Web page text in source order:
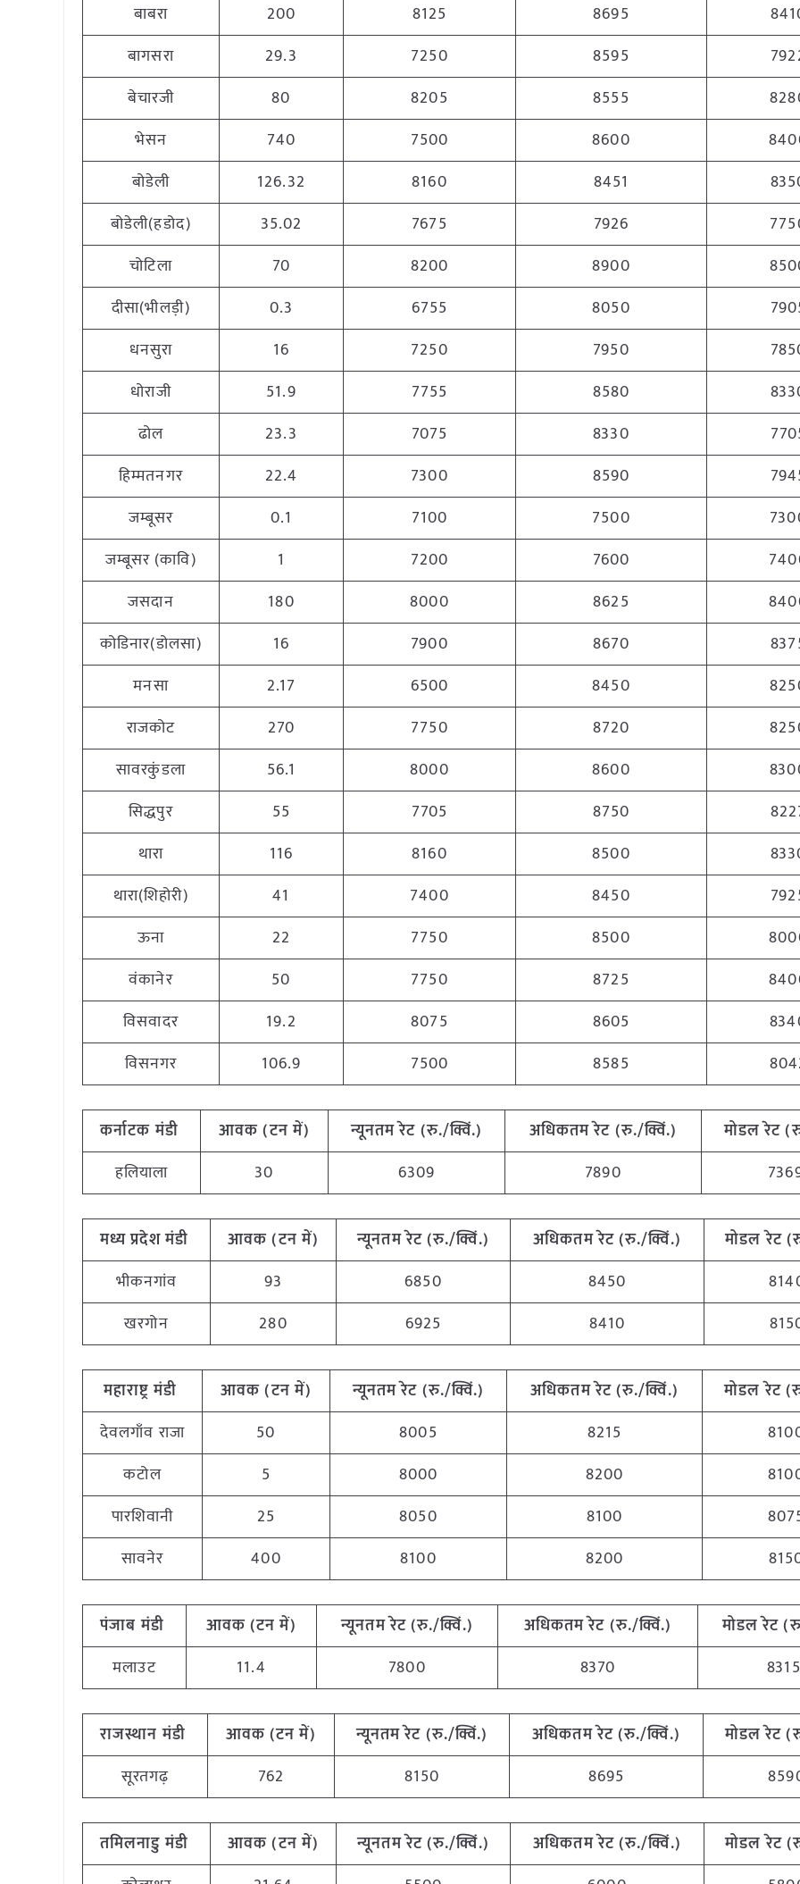
बाबरा
200 8125 8695
बागसरा
29.3 7250 8595
बेचारजी
80 8205 8555
भेसन
740 7500 8600
बोडेली
126.32 8160 8451
बोडेली(हडोद)
35.02 7675 7926
चोटिला
70 8200 8900
दीसा(भीलड़ी)
0.3 6755 8050
धनसुरा
16 7250 7950
धोराजी
51.9 7755 8580
ढोल
23.3 7075 8330
हिम्मतनगर
22.4 7300 8590
जम्बूसर
0.1 7100 7500
जम्बूसर (कावि)
1 7200 7600
जसदान
180 8000 8625
कोडिनार(डोलसा)
16 7900 8670
मनसा
2.17 6500 8450
राजकोट
270 7750 8720
सावरकुंडला
56.1 8000 8600
सिद्धपुर
55 7705 8750
थारा
116 8160 8500
थारा(शिहोरी)
41 7400 8450
ऊना
22 7750 8500
वंकानेर
50 7750 8725
विसवादर
19.2 8075 8605
विसनगर
106.9 7500 8585
कर्नाटक मंडी आवक (टन में) न्यूनतम रेट (रु./क्विं.) अधिकतम रेट (रु./क्विं.)
मोडल रेट
हलियाला
30 6309 7890
मध्य प्रदेश मंडी आवक (टन में) न्यूनतम रेट (रु./क्विं.) अधिकतम रेट (रु./क्विं.)
मोडल रेट
भीकनगांव
93 6850 8450
खरगोन
280 6925 8410
महाराष्ट्र मंडी आवक (टन में) न्यूनतम रेट (रु./क्विं.) अधिकतम रेट (रु./क्विं.)
मोडल रेट
देवलगाँव राजा
50 8005 8215
कटोल
5 8000 8200
पारशिवानी
25 8050 8100
सावनेर
400 8100 8200
पंजाब मंडी आवक (टन में) न्यूनतम रेट (रु./क्विं.) अधिकतम रेट (रु./क्विं.)
मोडल रेट
मलाउट
11.4 7800 8370 8315
राजस्थान मंडी आवक (टन में) न्यूनतम रेट (रु./क्विं.) अधिकतम रेट (रु./क्विं.)
मोडल रेट
सूरतगढ़
762 8150 8695
तमिलनाडु मंडी आवक (टन में) न्यूनतम रेट (रु./क्विं.) अधिकतम रेट (रु./क्विं.)
मोडल रेट